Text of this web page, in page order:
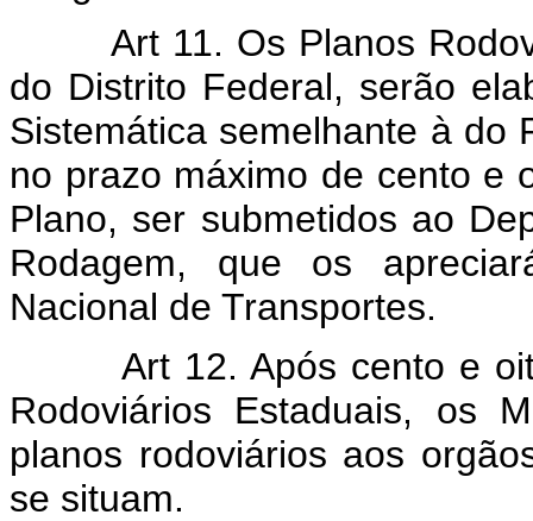
Art 11. Os Planos
do Distrito Federal, serão
Sistemática semelhante à do
no prazo máximo de cento e
Plano, ser submetidos ao
Rodagem, que os
Nacional de Transportes.
Art 12. Após cento e
Rodoviários Estaduais, os
planos rodoviários aos
se situam.